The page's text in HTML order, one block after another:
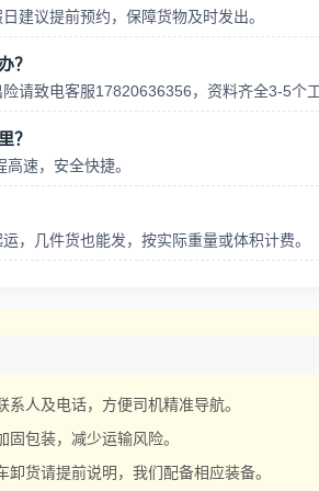
建议提前预约，保障货物及时发出。
？
请致电客服17820636356，资料齐全3-5个工
？
速，安全快捷。
，几件货也能发，按实际重量或体积计费。
系人及电话，方便司机精准导航。
固包装，减少运输风险。
卸货请提前说明，我们配备相应装备。